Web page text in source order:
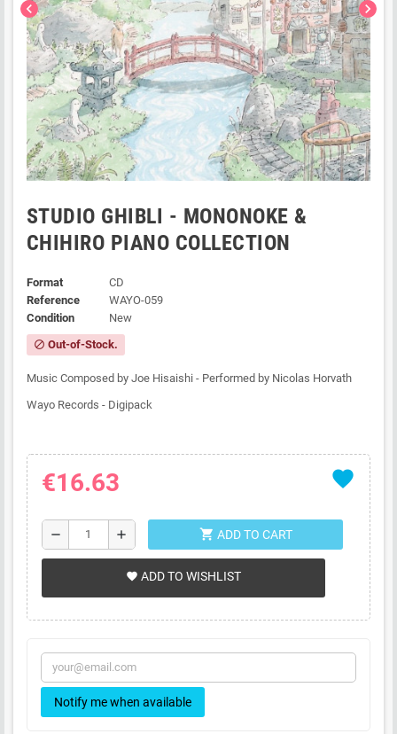
chevron_left chevron_right
STUDIO GHIBLI - MONONOKE &
CHIHIRO PIANO COLLECTION
Format
CD
Reference
WAYO-059
Condition
New
block Out-of-Stock.
Music Composed by Joe Hisaishi - Performed by Nicolas Horvath
Wayo Records - Digipack
favorite
€16.63
remove add shopping_cart ADD TO CART
favorite ADD TO WISHLIST
Notify me when available